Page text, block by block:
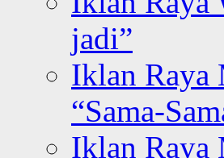
jadi”
Iklan
“Sama-
Iklan Raya